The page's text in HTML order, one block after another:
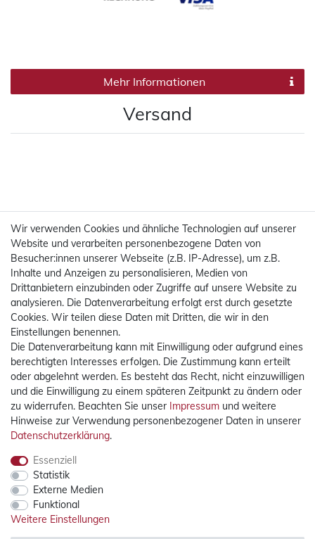
Mehr Informationen
Versand
Mehr Informationen
Rechtliches
Widerrufsrecht
Widerrufsformular
Impressum
Datenschutzerklärung
AGB
Wir verwenden Cookies und ähnliche Technologien auf unserer
Website und verarbeiten personenbezogene Daten von
Besucher:innen unserer Webseite (z.B. IP-Adresse), um z.B.
Inhalte und Anzeigen zu personalisieren, Medien von
Drittanbietern einzubinden oder Zugriffe auf unsere Website zu
analysieren. Die Datenverarbeitung erfolgt erst durch gesetzte
Cookies. Wir teilen diese Daten mit Dritten, die wir in den
Einstellungen benennen.
Die Datenverarbeitung kann mit Einwilligung oder aufgrund eines
berechtigten Interesses erfolgen. Die Zustimmung kann erteilt
oder abgelehnt werden. Es besteht das Recht, nicht einzuwilligen
und die Einwilligung zu einem späteren Zeitpunkt zu ändern oder
zu widerrufen. Beachten Sie unser Impressum und weitere
Hinweise zur Verwendung personenbezogener Daten in unserer
Daten­schutz­erklärung.
Essenziell
Statistik
Externe Medien
Funktional
Weitere Einstellungen